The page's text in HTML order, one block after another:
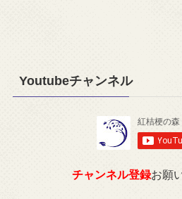
Youtubeチャンネル
チャンネル登録お願